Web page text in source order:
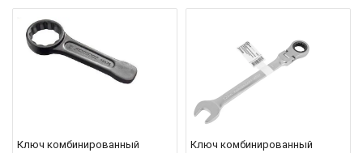
Ключ комбинированный
Ключ комбинированный